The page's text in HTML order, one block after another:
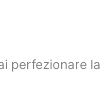
perfezionare